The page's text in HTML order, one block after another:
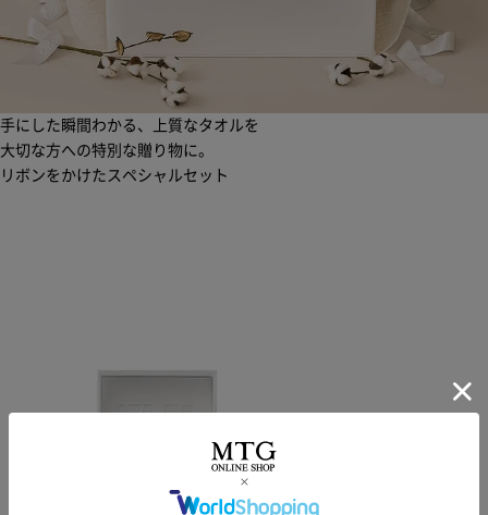
手にした瞬間わかる、上質なタオルを
大切な方への特別な贈り物に。
リボンをかけたスペシャルセット